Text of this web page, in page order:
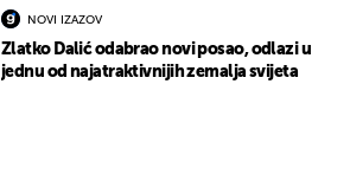
NOVI IZAZOV
Zlatko Dalić odabrao novi posao, odlazi u
jednu od najatraktivnijih zemalja svijeta